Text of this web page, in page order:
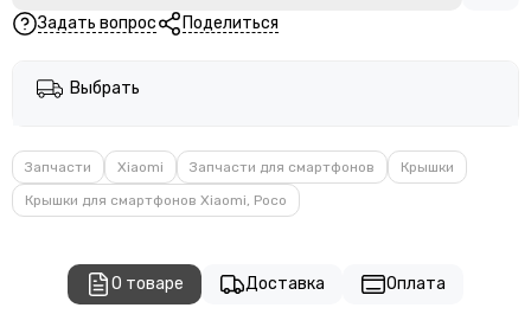
Задать вопрос Поделиться
Выбрать
Запчасти Xiaomi Запчасти для смартфонов
Крышки
Крышки для смартфонов Xiaomi, Poco
О товаре Доставка Оплата